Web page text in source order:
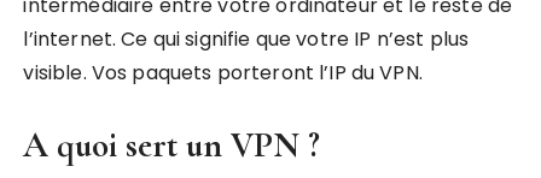
intermédiaire entre votre ordinateur et le reste de
l’internet. Ce qui signifie que votre IP n’est plus
visible. Vos paquets porteront l’IP du VPN.
A quoi sert un VPN ?